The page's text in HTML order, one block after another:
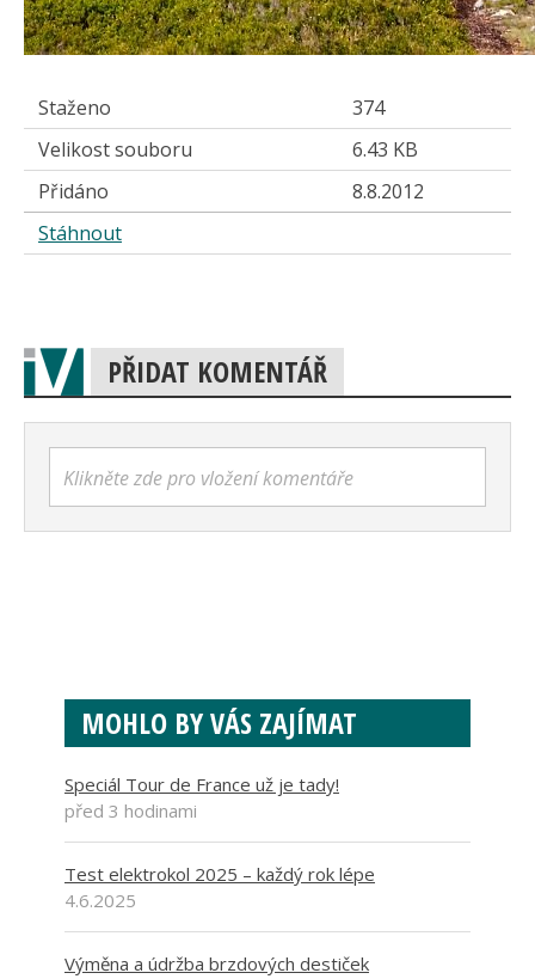
Staženo
374
Velikost souboru
6.43 KB
Přidáno
8.8.2012
Stáhnout
PŘIDAT KOMENTÁŘ
Klikněte zde pro vložení komentáře
MOHLO BY VÁS ZAJÍMAT
Speciál Tour de France už je tady!
před 3 hodinami
Test elektrokol 2025 – každý rok lépe
4.6.2025
Výměna a údržba brzdových destiček